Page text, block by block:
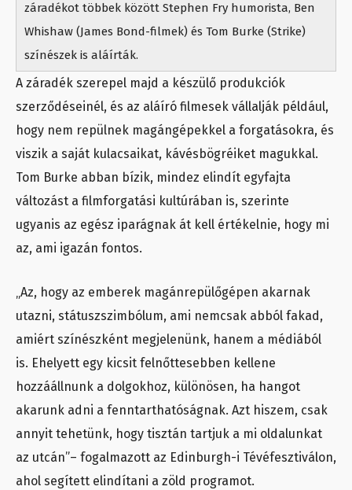
záradékot többek között Stephen Fry humorista, Ben
Whishaw (James Bond-filmek) és Tom Burke (Strike)
színészek is aláírták.
A záradék szerepel majd a készülő produkciók
szerződéseinél, és az aláíró filmesek vállalják például,
hogy nem repülnek magángépekkel a forgatásokra, és
viszik a saját kulacsaikat, kávésbögréiket magukkal.
Tom Burke abban bízik, mindez elindít egyfajta
változást a filmforgatási kultúrában is, szerinte
ugyanis az egész iparágnak át kell értékelnie, hogy mi
az, ami igazán fontos.
„Az, hogy az emberek magánrepülőgépen akarnak
utazni, státuszszimbólum, ami nemcsak abból fakad,
amiért színészként megjelenünk, hanem a médiából
is. Ehelyett egy kicsit felnőttesebben kellene
hozzáállnunk a dolgokhoz, különösen, ha hangot
akarunk adni a fenntarthatóságnak. Azt hiszem, csak
annyit tehetünk, hogy tisztán tartjuk a mi oldalunkat
az utcán”– fogalmazott az Edinburgh-i Tévéfesztiválon,
ahol segített elindítani a zöld programot.